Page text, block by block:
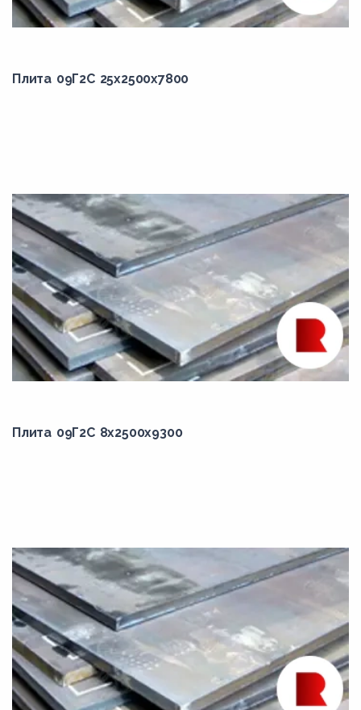
1530,00
1605,00
1615,00
1623,00
1627,00
1630,00
1650,00
170,00
1750,00
1874,00
1883,00
1890,00
1900,00
1910,00
1930,00
Плита 09Г2С 25x2500x7800
Плита 09Г2С 8x2500x9300